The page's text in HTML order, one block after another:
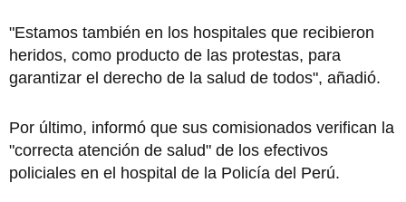
"Estamos también en los hospitales que recibieron
heridos, como producto de las protestas, para
garantizar el derecho de la salud de todos", añadió.
Por último, informó que sus comisionados verifican la
"correcta atención de salud" de los efectivos
policiales en el hospital de la Policía del Perú.